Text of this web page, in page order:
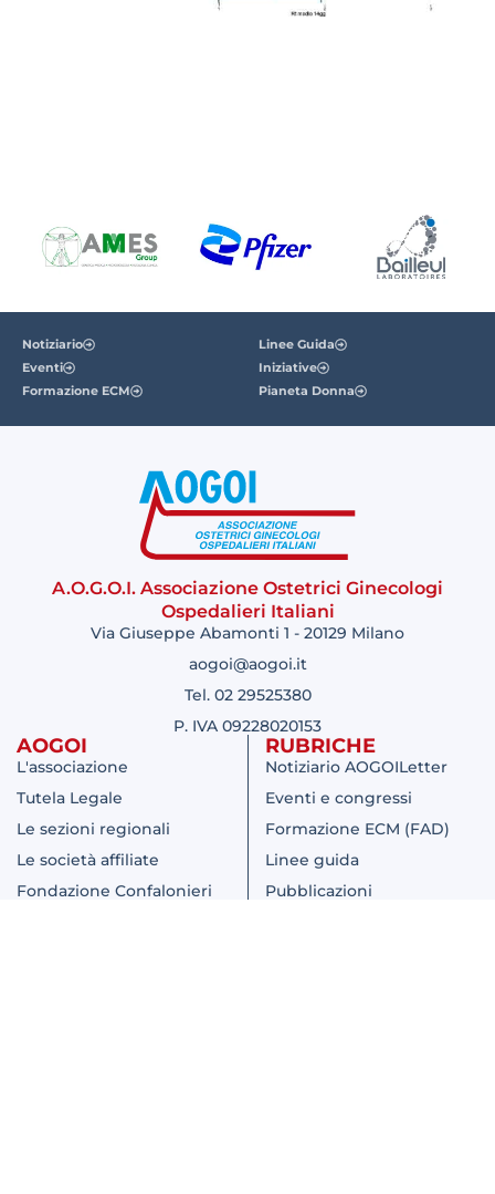
Notiziario
Eventi
Formazione ECM
Linee Guida
Iniziative
Pianeta Donna
A.O.G.O.I. Associazione Ostetrici Ginecologi
Ospedalieri Italiani
Via Giuseppe Abamonti 1 - 20129 Milano
aogoi@aogoi.it
Tel. 02 29525380
P. IVA 09228020153
AOGOI
L'associazione
Tutela Legale
Le sezioni regionali
Le società affiliate
Fondazione Confalonieri
RUBRICHE
Notiziario AOGOILetter
Eventi e congressi
Formazione ECM (FAD)
Linee guida
Pubblicazioni